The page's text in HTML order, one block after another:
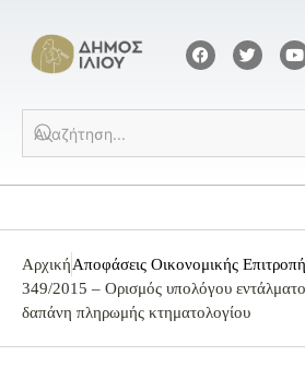
ΑρχικήΑποφάσεις Οικονομικής
349/2015 – Ορισμός υπολόγου
δαπάνη πληρωμής κτηματολογίου